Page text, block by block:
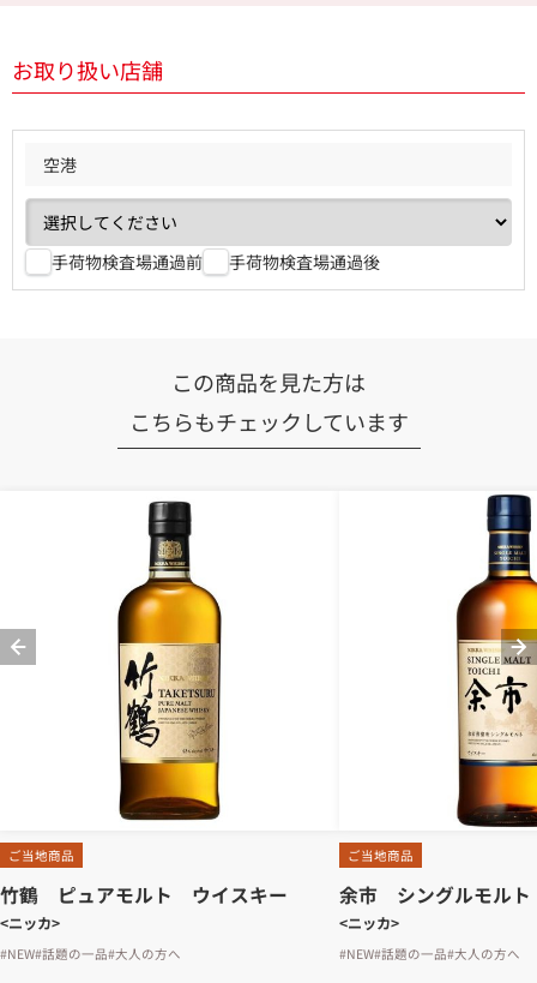
お取り扱い店舗
空港
手荷物検査場通過前 手荷物検査場通過後
この商品を見た方は
こちらもチェックしています
ご当地商品
竹鶴 ピュアモルト ウイスキー
<ニッカ>
#NEW#話題の一品#大人の方へ
ご当地商品
余市 シングルモル
<ニッカ>
#NEW#話題の一品#大人の方へ